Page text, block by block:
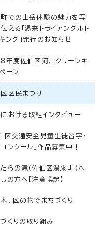
での山岳体験の魅力を写
える「湯来トライアングルト
ング」発行のお知らせ
年度佐伯区河川クリーンキ
ーン
区民まつり
おける取組インタビュー
区交通安全児童生徒習字・
ンクール」作品募集中！
らの滝（佐伯区湯来町）へ
の方へ【注意喚起】
、区の花でまちづくり
くりの取り組み